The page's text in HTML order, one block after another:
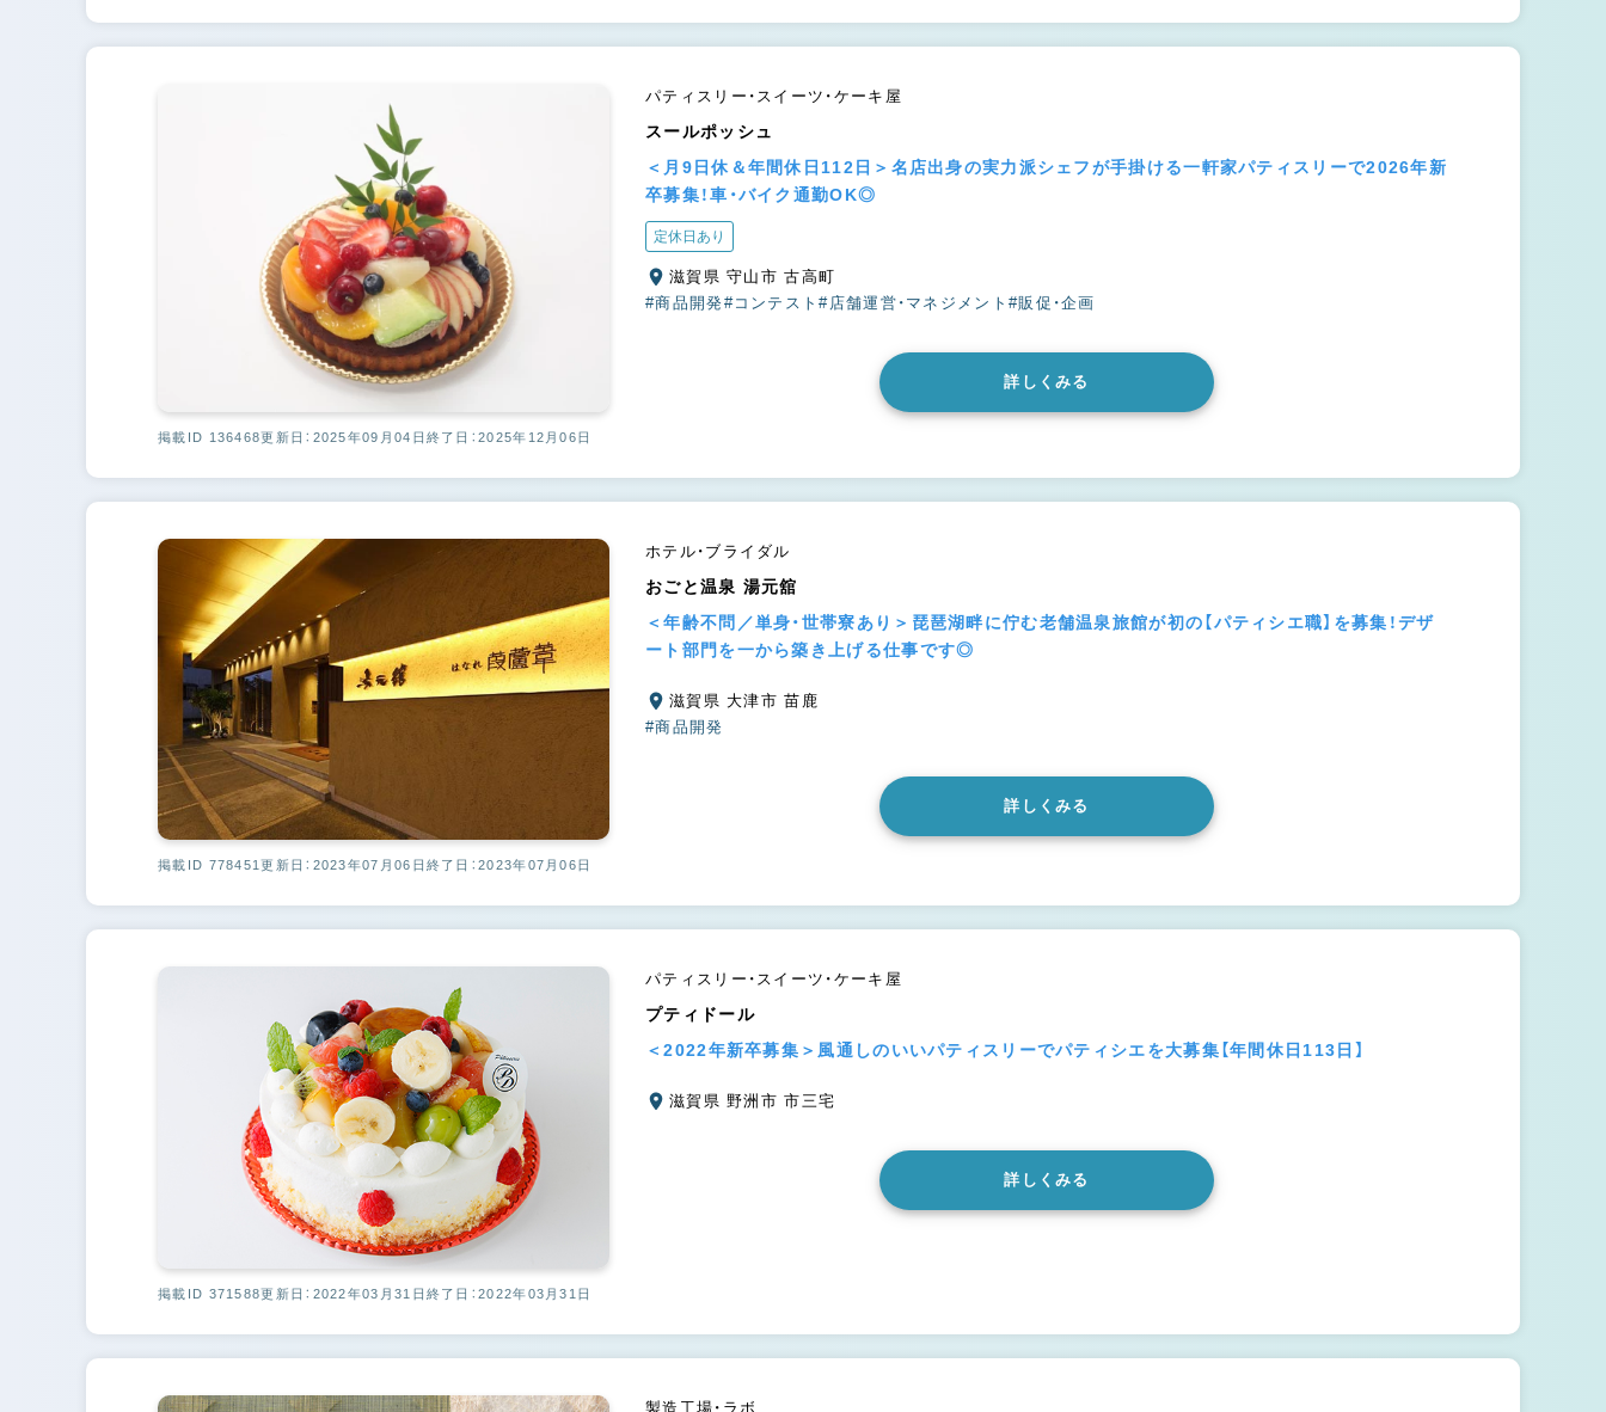
パティスリー・スイーツ・ケーキ屋
スールポッシュ
＜月9日休＆年間休日112日＞名店出身の実力派シェフが手掛ける一軒家パティスリーで2026年新
卒募集！車・バイク通勤OK◎
定休日あり
滋賀県 守山市 古高町
#商品開発#コンテスト#店舗運営・マネジメント #販促・企画
詳しくみる
掲載ID 136468更新日：2025年09月04日 終了日：2025年12月06日
ホテル・ブライダル
おごと温泉 湯元舘
＜年齢不問／単身・世帯寮あり＞琵琶湖畔に佇む老舗温泉旅館が初の【パティシエ職】を募集！デザ
ート部門を一から築き上げる仕事です◎
滋賀県 大津市 苗鹿
#商品開発
詳しくみる
掲載ID 778451更新日：2023年07月06日 終了日：2023年07月06日
パティスリー・スイーツ・ケーキ屋
プティドール
＜2022年新卒募集＞風通しのいいパティスリーでパティシエを大募集【年間休日113日】
滋賀県 野洲市 市三宅
詳しくみる
掲載ID 371588更新日：2022年03月31日 終了日：2022年03月31日
製造工場・ラボ